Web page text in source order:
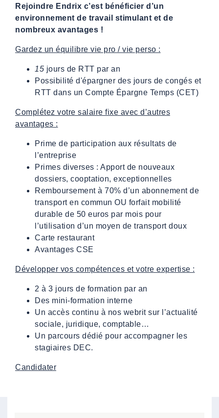
Rejoindre Endrix c’est bénéficier d’un
environnement de travail stimulant et de
nombreux avantages !
Gardez un équilibre vie pro / vie perso :
15 jours de RTT par an
Possibilité d'épargner des jours de congés et
RTT dans un Compte Épargne Temps (CET)
Complétez votre salaire fixe avec d’autres
avantages :
Prime de participation aux résultats de
l’entreprise
Primes diverses : Apport de nouveaux
dossiers, cooptation, exceptionnelles
Remboursement à 70% d’un abonnement de
transport en commun OU forfait mobilité
durable de 50 euros par mois pour
l’utilisation d’un moyen de transport doux
Carte restaurant
Avantages CSE
Développer vos compétences et votre expertise :
2 à 3 jours de formation par an
Des mini-formation interne
Un accès continu à nos webrit sur l’actualité
sociale, juridique, comptable…
Un parcours dédié pour accompagner les
stagiaires DEC.
Candidater